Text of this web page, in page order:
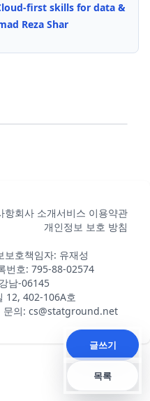
first skills for data &
Reza Shar
항회사 소개서비스 이용약관
개인정보 보호 방침
보호책임자: 유재성
번호: 795-88-02574
남-06145
12, 402-106A호
의: cs@statground.net
글쓰기
목록